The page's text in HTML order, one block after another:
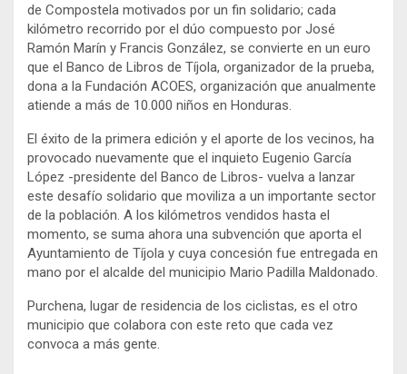
de Compostela motivados por un fin solidario; cada
kilómetro recorrido por el dúo compuesto por José
Ramón Marín y Francis González, se convierte en un euro
que el Banco de Libros de Tíjola, organizador de la prueba,
dona a la Fundación ACOES, organización que anualmente
atiende a más de 10.000 niños en Honduras.
El éxito de la primera edición y el aporte de los vecinos, ha
provocado nuevamente que el inquieto Eugenio García
López -presidente del Banco de Libros- vuelva a lanzar
este desafío solidario que moviliza a un importante sector
de la población. A los kilómetros vendidos hasta el
momento, se suma ahora una subvención que aporta el
Ayuntamiento de Tíjola y cuya concesión fue entregada en
mano por el alcalde del municipio Mario Padilla Maldonado.
Purchena, lugar de residencia de los ciclistas, es el otro
municipio que colabora con este reto que cada vez
convoca a más gente.